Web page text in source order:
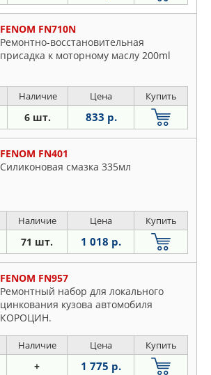
FENOM FN710N
Ремонтно-восстановительная
присадка к моторному маслу 200ml
Наличие Цена Купить
6 шт. 833 р.
FENOM FN401
Силиконовая смазка 335мл
Наличие Цена Купить
71 шт. 1 018 р.
FENOM FN957
Ремонтный набор для локального
цинкования кузова автомобиля
КОРОЦИН.
Наличие Цена Купить
+ 1 775 р.